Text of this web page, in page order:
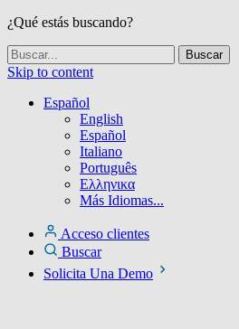
¿Qué estás buscando?
Skip to content
Español
English
Español
Italiano
Português
Ελληνικα
Más Idiomas...
Acceso clientes
Buscar
Solicita Una Demo